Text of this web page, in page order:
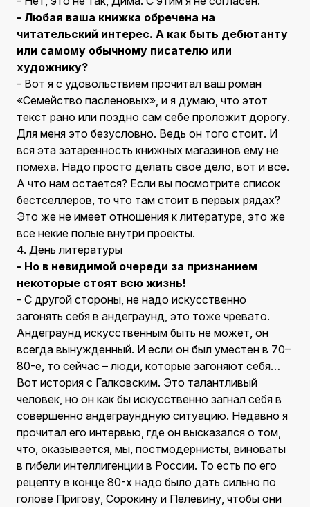
- Любая ваша книжка обречена на
читательский интерес. А как быть дебютанту
или самому обычному писателю или
художнику?
- Вот я с удовольствием прочитал ваш роман
«Семейство пасленовых», и я думаю, что этот
текст рано или поздно сам себе проложит дорогу.
Для меня это безусловно. Ведь он того стоит. И
вся эта затаренность книжных магазинов ему не
помеха. Надо просто делать свое дело, вот и все.
А что нам остается? Если вы посмотрите список
бестселлеров, то что там стоит в первых рядах?
Это же не имеет отношения к литературе, это же
все некие полые внутри проекты.
4. День литературы
- Но в невидимой очереди за признанием
некоторые стоят всю жизнь!
- С другой стороны, не надо искусственно
загонять себя в андеграунд, это тоже чревато.
Андеграунд искусственным быть не может, он
всегда вынужденный. И если он был уместен в 70–
80-е, то сейчас – люди, которые загоняют себя…
Вот история с Галковским. Это талантливый
человек, но он как бы искусственно загнал себя в
совершенно андеграундную ситуацию. Недавно я
прочитал его интервью, где он высказался о том,
что, оказывается, мы, постмодернисты, виноваты
в гибели интеллигенции в России. То есть по его
рецепту в конце 80-х надо было дать сильно по
голове Пригову, Сорокину и Пелевину, чтобы они